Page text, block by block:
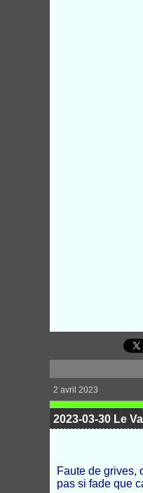
2 avril 2023
2023-03-30 Le
Faute de grives,
pas si fade que